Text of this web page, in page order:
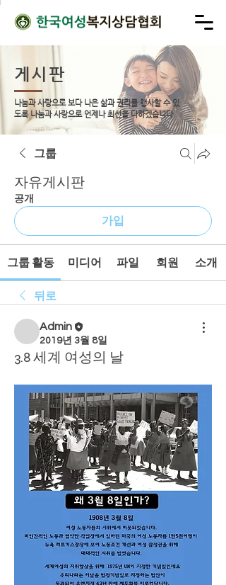
게시판
나눔과 사랑으로 보다 나은 삶과 권리를 행사할 수 있
도록 나눔과 사랑으로 언제나 최선을 다하겠습니다.
그룹
자유게시판
공개
가입
그룹 활동 미디어 파일 회원 소개
뒤로
Admin
2019년 3월 8일
3.8 세계 여성의 날